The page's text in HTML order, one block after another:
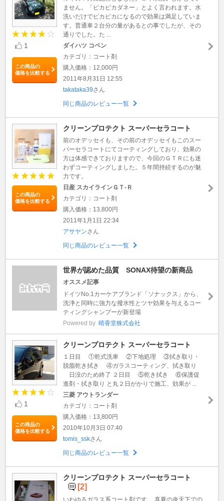
1
この商品の
価格を比較する
ません。「ピカピカダネー」とよく言われます。水
洗いだけでピカピカになるので効果は満足していま
す。普通車２台分の量があるとの事でしたが、その
通りでした。た ...
ダイハツ コペン
カテゴリ：コート剤
購入価格：12,000円
2011年8月31日 12:55
takataka39さん
同じ商品のレビュー一覧
この商品の
価格を比較する
クリーンプロテクト スーパーセラコート
前のオデッセイも、その前のオデッセイもこのスー
パーセラコートにてコーティングしており、効果の
方は体感できておりますので、今回のＧＴＲにも迷
わずコーティングしました。５年間持続するのが魅
力です。
日産 スカイラインＧＴ‐Ｒ
カテゴリ：コート剤
購入価格：13,800円
2011年1月1日 22:34
アサヤンさん
同じ商品のレビュー一覧
世界が認めた品質 SONAX待望の新商品
オススメ記事
ドイツNo.1カーケアブランド「ソナックス」から、
洗浄と同時に強力な撥水性とツヤ効果を与えるコー
ティングシャンプーが新登場
Powered by 晴香堂株式会社
1
この商品の
価格を比較する
クリーンプロテクト スーパーセラコート
１日目 ①乾式洗車 ②下地処理 ③拭き取り・
脱脂乾き拭き ④ガラスコーティング、拭き取り
日没のため終了 ２日目 ⑤乾き拭き ⑥保護促
進剤・拭き取り と丸２日がかりで施工、効果が ...
三菱 アウトランダー
カテゴリ：コート剤
購入価格：13,800円
2010年10月3日 07:40
tomis_sskさん
同じ商品のレビュー一覧
クリーンプロテクト スーパーセラコート
[2]
いわゆるガラス系コート剤です。 真夏の炎天下での